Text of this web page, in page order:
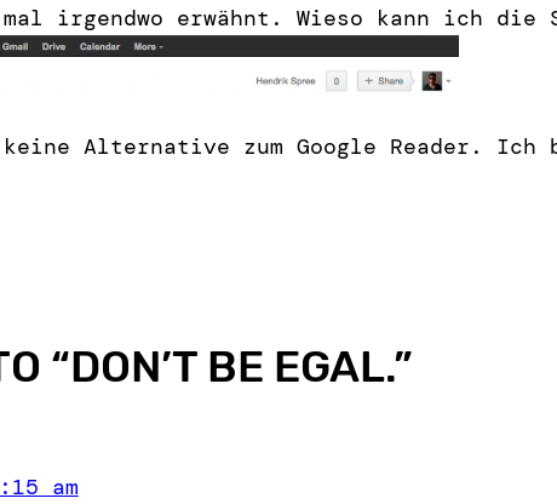
irgendwo erwähnt. Wieso kann ich die
Alternative zum Google Reader. Ich
“DON’T BE EGAL.”
am